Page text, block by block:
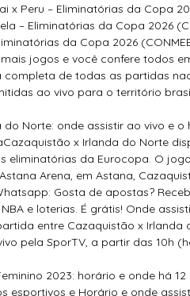
x Peru – Eliminatórias da Copa
– Eliminatórias da Copa 2026
da Copa 2026
jogos e você confere todos
completa de todas as partidas
ao vivo para o território
do Norte: onde assistir ao vivo e
x Irlanda do Norte
eliminatórias da Eurocopa. O
Arena, em Astana,
Gosta de apostas?
e loterias. É grátis! Onde
entre Cazaquistão x Irlanda
pela SporTV, a partir das 10h
2023: horário e onde há
esportivos e Horário e onde